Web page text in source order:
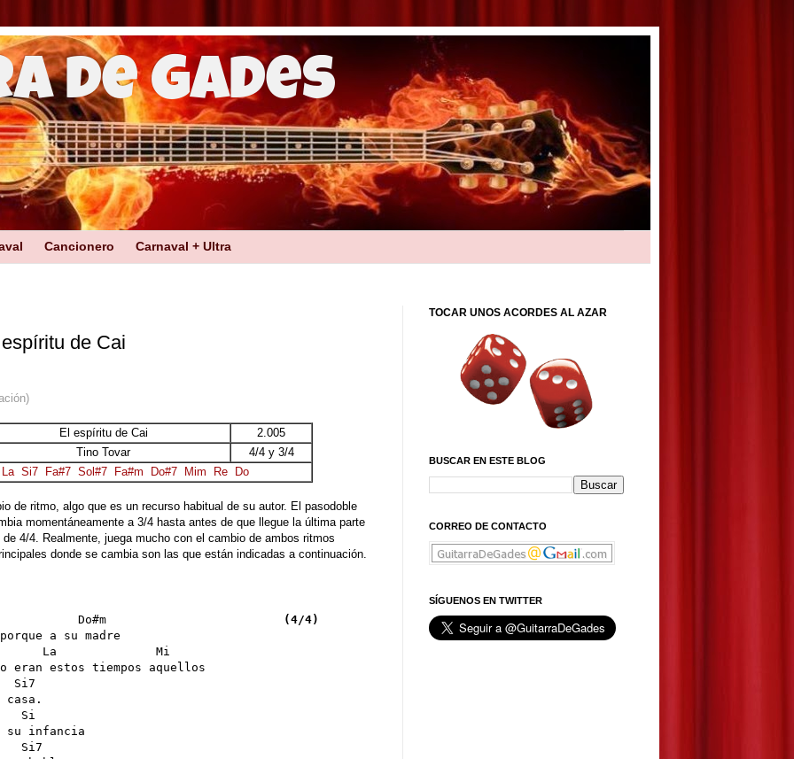
de Gades
Cancionero Carnaval + Ultra
de Cai
El espíritu de Cai
2.005
Tino Tovar
4/4 y 3/4
La Si7 Fa#7 Sol#7 Fa#m Do#7 Mim Re Do
de ritmo, algo que es un recurso habitual de su autor. El pasodoble
momentáneamente a 3/4 hasta antes de que llegue la última parte
4/4. Realmente, juega mucho con el cambio de ambos ritmos
donde se cambia son las que están indicadas a continuación.
Do#m
(4/4)
a su madre
La              Mi
eran estos tiempos aquellos
Si7
casa.
Si
su infancia
Si7
TOCAR UNOS ACORDES AL AZAR
BUSCAR EN ESTE BLOG
CORREO DE CONTACTO
SÍGUENOS EN TWITTER